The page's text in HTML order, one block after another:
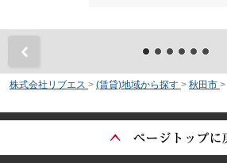
株式会社リブエス > (賃貸)地域から探す > 秋田市 >